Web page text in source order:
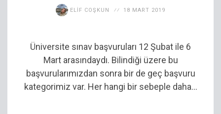
ELIF COŞKUN 18 MART 2019
Üniversite sınav başvuruları 12 Şubat ile 6
Mart arasındaydı. Bilindiği üzere bu
başvurularımızdan sonra bir de geç başvuru
kategorimiz var. Her hangi bir sebeple daha...